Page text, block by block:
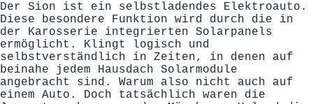
Der Sion ist ein selbstladendes Elektroauto.
Diese besondere Funktion wird durch die in
der Karosserie integrierten Solarpanels
ermöglicht. Klingt logisch und
selbstverständlich in Zeiten, in denen auf
beinahe jedem Hausdach Solarmodule
angebracht sind. Warum also nicht auch auf
einem Auto. Doch tatsächlich waren die